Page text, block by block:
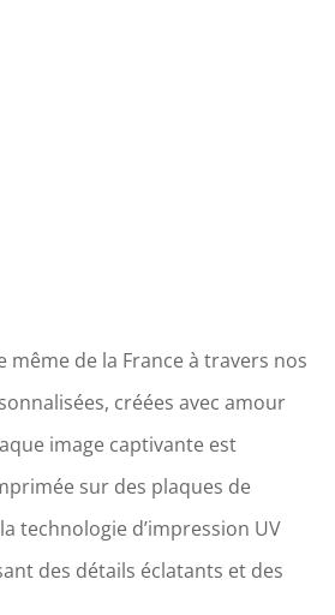
même de la France à travers nos
créées avec amour
image captivante est
sur des plaques de
technologie d’impression UV
des détails éclatants et des